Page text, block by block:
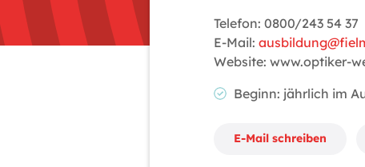
Telefon: 0800/243 54 37
E-Mail:
Website: www.optiker-
Beginn: jährlich im
E-Mail schreiben